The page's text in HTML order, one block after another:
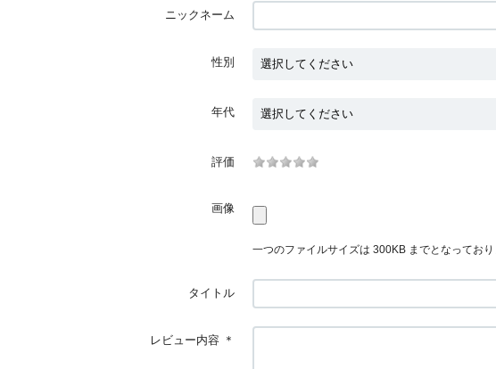
ニックネーム
性別
年代
評価
画像
一つのファイルサイズは 300KB までとなっており
タイトル
レビュー内容 ＊